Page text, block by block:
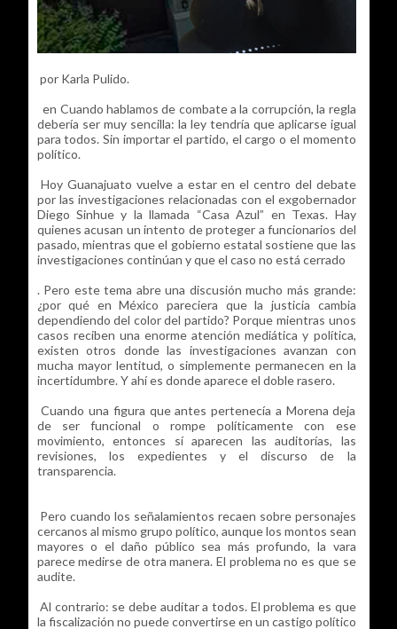
por Karla Pulido.
en Cuando hablamos de combate a la corrupción, la regla
debería ser muy sencilla: la ley tendría que aplicarse igual
para todos. Sin importar el partido, el cargo o el momento
político.
Hoy Guanajuato vuelve a estar en el centro del debate
por las investigaciones relacionadas con el exgobernador
Diego Sinhue y la llamada “Casa Azul” en Texas. Hay
quienes acusan un intento de proteger a funcionarios del
pasado, mientras que el gobierno estatal sostiene que las
investigaciones continúan y que el caso no está cerrado
. Pero este tema abre una discusión mucho más grande:
¿por qué en México pareciera que la justicia cambia
dependiendo del color del partido? Porque mientras unos
casos reciben una enorme atención mediática y política,
existen otros donde las investigaciones avanzan con
mucha mayor lentitud, o simplemente permanecen en la
incertidumbre. Y ahí es donde aparece el doble rasero.
Cuando una figura que antes pertenecía a Morena deja
de ser funcional o rompe políticamente con ese
movimiento, entonces sí aparecen las auditorías, las
revisiones, los expedientes y el discurso de la
transparencia.
Pero cuando los señalamientos recaen sobre personajes
cercanos al mismo grupo político, aunque los montos sean
mayores o el daño público sea más profundo, la vara
parece medirse de otra manera. El problema no es que se
audite.
Al contrario: se debe auditar a todos. El problema es que
la fiscalización no puede convertirse en un castigo político